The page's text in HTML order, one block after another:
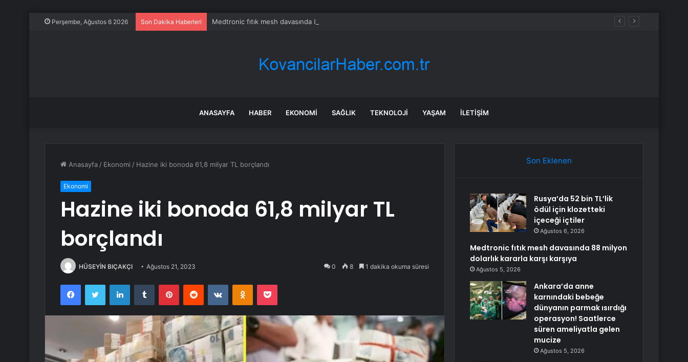
Perşembe, Ağustos 6 2026 Son Dakika Haberleri Medtronic fıtık mesh davasında 88 milyon dolarlık kararla karşı karşıya
ANASAYFA HABER EKONOMI SAĞLIK TEKNOLOJI YAŞAM İLETIŞIM
Anasayfa / Ekonomi / Hazine iki bonoda 61,8 milyar TL borçlandı
Ekonomi
Hazine iki bonoda 61,8 milyar TL
borçlandı
HÜSEYİN BIÇAKÇI Ağustos 21, 2023 0 8 1 dakika okuma süresi
FacebookTwitter LinkedInTumblr PinterestReddit VKontakteOdnoklassniki
Pocket
Son Eklenen
Rusya’da 52 bin TL’lik
ödül için klozetteki
içeceği içtiler
Ağustos 6, 2026
Medtronic fıtık mesh davasında 88 milyon
dolarlık kararla karşı karşıya
Ağustos 5, 2026
Ankara’da anne
karnındaki bebeğe
dünyanın parmak ısırdığı
operasyon! Saatlerce
süren ameliyatla gelen
mucize
Ağustos 5, 2026